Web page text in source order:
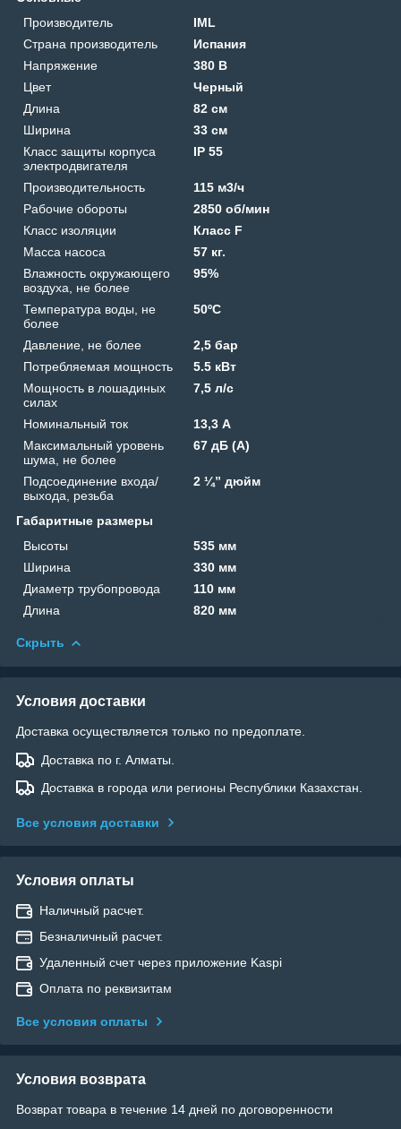
Производитель
IML
Страна производитель
Испания
Напряжение
380 В
Цвет
Черный
Длина
82 см
Ширина
33 см
Класс защиты корпуса
электродвигателя
IP 55
Производительность
115 м3/ч
Рабочие обороты
2850 об/мин
Класс изоляции
Класс F
Масса насоса
57 кг.
Влажность окружающего
воздуха, не более
95%
Температура воды, не
более
50ºС
Давление, не более
2,5 бар
Потребляемая мощность
5.5 кВт
Мощность в лошадиных
силах
7,5 л/с
Номинальный ток
13,3 А
Максимальный уровень
шума, не более
67 дБ (А)
Подсоединение входа/
выхода, резьба
2 ¼” дюйм
Габаритные размеры
Высоты
535 мм
Ширина
330 мм
Диаметр трубопровода
110 мм
Длина
820 мм
Скрыть
Условия доставки
Доставка осуществляется только по предоплате.
Доставка по г. Алматы.
Доставка в города или регионы Республики Казахстан.
Все условия доставки
Условия оплаты
Наличный расчет.
Безналичный расчет.
Удаленный счет через приложение Kaspi
Оплата по реквизитам
Все условия оплаты
Условия возврата
Возврат товара в течение 14 дней по договоренности